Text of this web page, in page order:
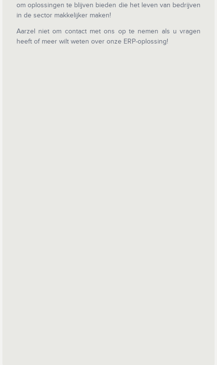
om oplossingen te blijven bieden die het leven van bedrijven
in de sector makkelijker maken!
Aarzel niet om contact met ons op te nemen als u vragen
heeft of meer wilt weten over onze ERP-oplossing!